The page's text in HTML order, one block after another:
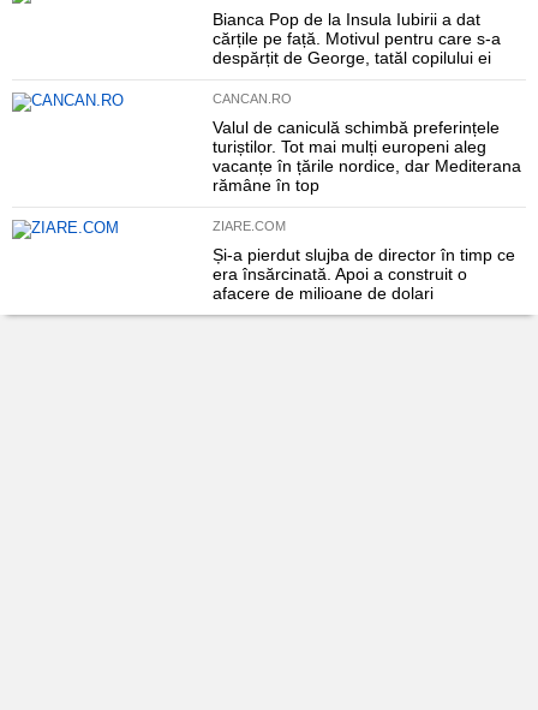
Bianca Pop de la Insula Iubirii a dat
cărțile pe față. Motivul pentru care s-a
despărțit de George, tatăl copilului ei
CANCAN.RO
Valul de caniculă schimbă preferințele
turiștilor. Tot mai mulți europeni aleg
vacanțe în țările nordice, dar Mediterana
rămâne în top
ZIARE.COM
Și-a pierdut slujba de director în timp ce
era însărcinată. Apoi a construit o
afacere de milioane de dolari